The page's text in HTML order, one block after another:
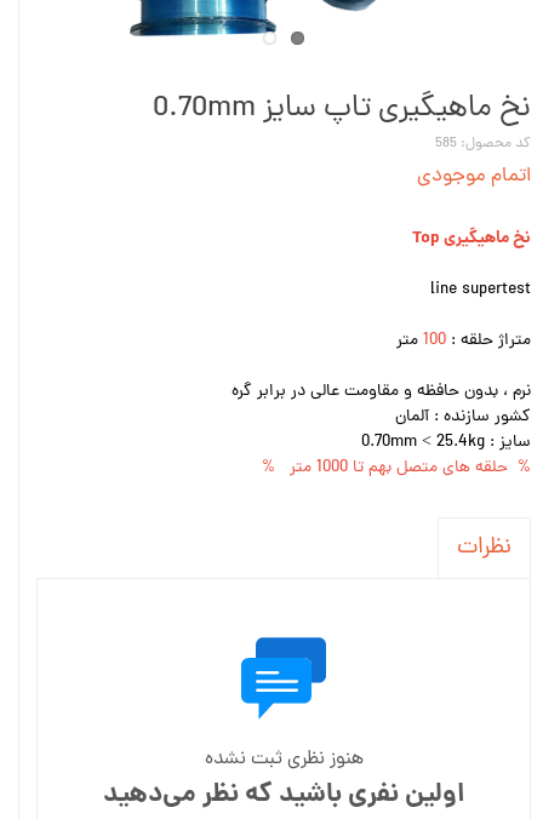
نخ ماهیگیری تاپ سایز 0.70mm
کد محصول: 585
اتمام موجودی
نخ ماهیگیری Top
line supertest
متراژ حلقه : 100متر
نرم ، بدون حافظه و مقاومت عالی در برابر گره
کشور سازنده : آلمان
سایز : 0.70mm < 25.4kg
% حلقه های متصل بهم تا 1000 متر %
نظرات
هنوز نظری ثبت نشده
اولین نفری باشید که نظر می‌دهید